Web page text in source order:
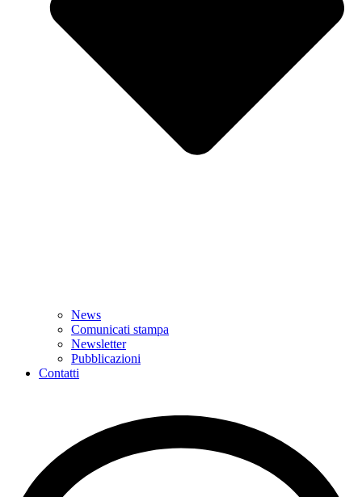
News
Comunicati stampa
Newsletter
Pubblicazioni
Contatti